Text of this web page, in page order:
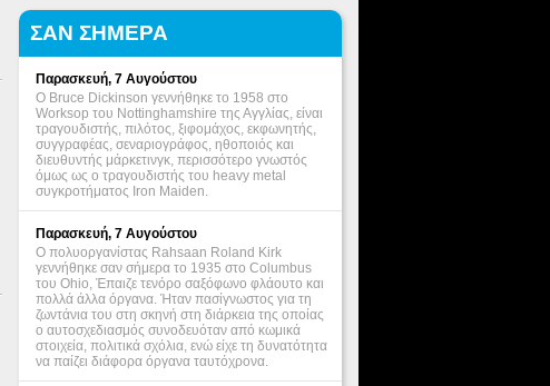
ΣΑΝ ΣΗΜΕΡΑ
Παρασκευή, 7 Αυγούστου
Ο Bruce Dickinson γεννήθηκε το 1958 στο
Worksop του Nottinghamshire της Αγγλίας, είναι
τραγουδιστής, πιλότος, ξιφομάχος, εκφωνητής,
συγγραφέας, σεναριογράφος, ηθοποιός και
διευθυντής μάρκετινγκ, περισσότερο γνωστός
όμως ως ο τραγουδιστής του heavy metal
συγκροτήματος Iron Maiden.
Παρασκευή, 7 Αυγούστου
Ο πολυοργανίστας Rahsaan Roland Kirk
γεννήθηκε σαν σήμερα το 1935 στο Columbus
του Ohio, Έπαιζε τενόρο σαξόφωνο φλάουτο και
πολλά άλλα όργανα. Ήταν πασίγνωστος για τη
ζωντάνια του στη σκηνή στη διάρκεια της οποίας
ο αυτοσχεδιασμός συνοδευόταν από κωμικά
στοιχεία, πολιτικά σχόλια, ενώ είχε τη δυνατότητα
να παίζει διάφορα όργανα ταυτόχρονα.